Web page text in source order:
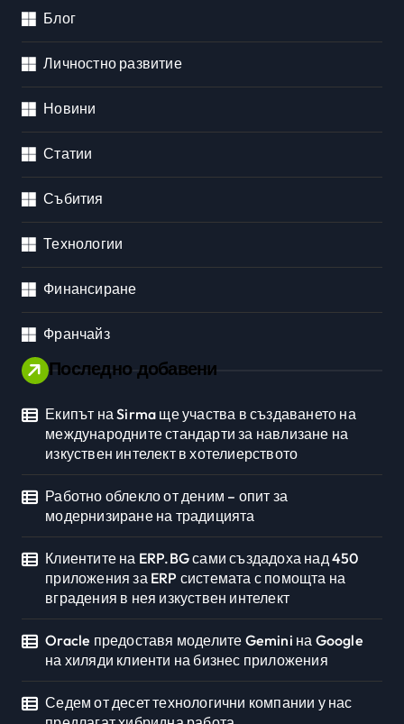
Блог
Личностно развитие
Новини
Статии
Събития
Технологии
Финансиране
Франчайз
Последно добавени
Екипът на Sirma ще участва в създаването на
международните стандарти за навлизане на
изкуствен интелект в хотелиерството
Работно облекло от деним – опит за
модернизиране на традицията
Клиентите на ERP.BG сами създадоха над 450
приложения за ERP системата с помощта на
вградения в нея изкуствен интелект
Oracle предоставя моделите Gemini на Google
на хиляди клиенти на бизнес приложения
Седем от десет технологични компании у нас